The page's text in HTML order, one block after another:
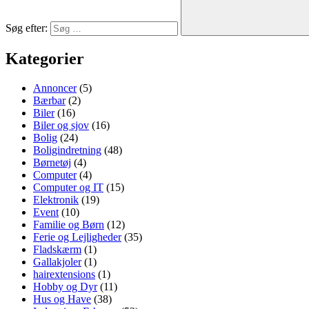
Søg efter:
Kategorier
Annoncer(5)
Bærbar(2)
Biler(16)
Biler og sjov (16)
Bolig (24)
Boligindretning (48)
Børnetøj (4)
Computer(4)
Computer og IT (15)
Elektronik (19)
Event (10)
Familie og Børn (12)
Ferie og Lejligheder(35)
Fladskærm (1)
Gallakjoler(1)
hairextensions (1)
Hobby og Dyr(11)
Hus og Have (38)